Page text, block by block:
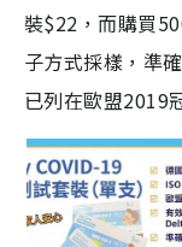
裝$22，而購買
子方式採樣，準
已列在歐盟2019